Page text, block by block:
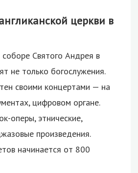
церкви в
соборе Святого Андрея в
не только богослужения.
своими концертами — на
цифровом органе.
оперы, этнические,
произведения.
начинается от 800